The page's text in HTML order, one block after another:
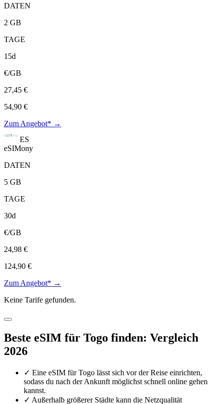
DATEN
2 GB
TAGE
15d
€/GB
27,45 €
54,90 €
Zum Angebot* →
ES
eSIMony
DATEN
5 GB
TAGE
30d
€/GB
24,98 €
124,90 €
Zum Angebot* →
Keine Tarife gefunden.
Beste eSIM für Togo finden: Vergleich
2026
✓ Eine eSIM für Togo lässt sich vor der Reise einrichten,
sodass du nach der Ankunft möglichst schnell online gehen
kannst.
✓ Außerhalb größerer Städte kann die Netzqualität